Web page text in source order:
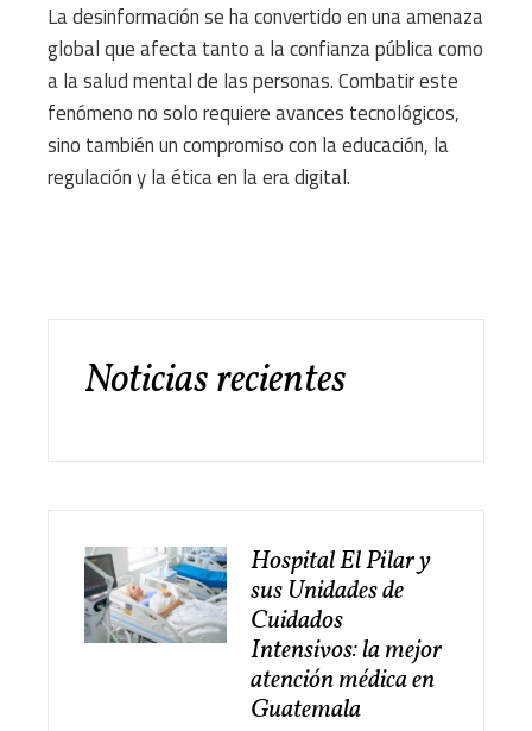
La desinformación se ha convertido en una amenaza
global que afecta tanto a la confianza pública como
a la salud mental de las personas. Combatir este
fenómeno no solo requiere avances tecnológicos,
sino también un compromiso con la educación, la
regulación y la ética en la era digital.
Noticias recientes
Hospital El Pilar y
sus Unidades de
Cuidados
Intensivos: la mejor
atención médica en
Guatemala